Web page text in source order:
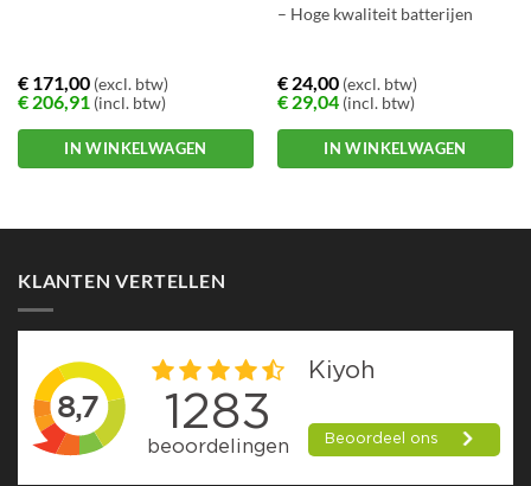
€171,00(excl. btw)
€206,91(incl. btw)
IN WINKELWAGEN
– Hoge kwaliteit batterijen
€24,00(excl. btw)
€29,04(incl. btw)
IN WINKELWAGEN
KLANTEN VERTELLEN